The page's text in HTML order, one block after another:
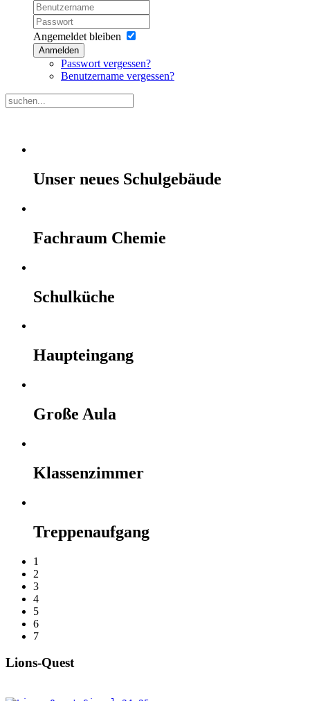
Angemeldet bleiben
Anmelden
Passwort vergessen?
Benutzername vergessen?
Unser neues Schulgebäude
Fachraum Chemie
Schulküche
Haupteingang
Große Aula
Klassenzimmer
Treppenaufgang
1
2
3
4
5
6
7
Lions-Quest